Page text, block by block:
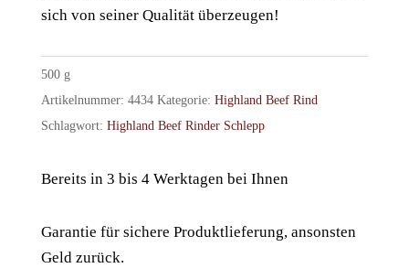
sich von seiner Qualität überzeugen!
500 g
Artikelnummer: 4434 Kategorie: Highland Beef Rind
Schlagwort: Highland Beef Rinder Schlepp
Bereits in 3 bis 4 Werktagen bei Ihnen
Garantie für sichere Produktlieferung, ansonsten
Geld zurück.